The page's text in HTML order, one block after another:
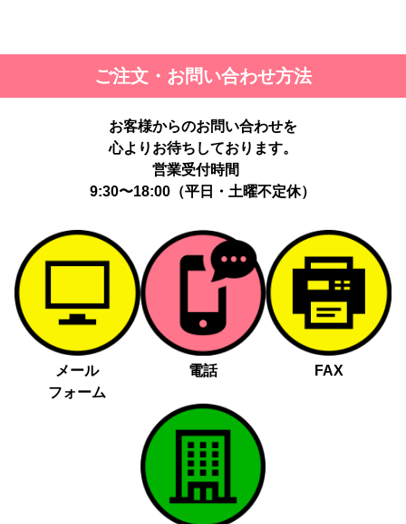
ご注文・お問い合わせ方法
お客様からのお問い合わせを
心よりお待ちしております。
営業受付時間
9:30〜18:00（平日・土曜不定休）
メール
フォーム
電話 FAX